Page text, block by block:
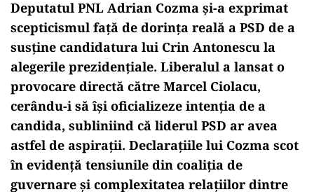
Deputatul PNL Adrian Cozma și-a exprimat
scepticismul față de dorința reală a PSD de a
susține candidatura lui Crin Antonescu la
alegerile prezidențiale. Liberalul a lansat o
provocare directă către Marcel Ciolacu,
cerându-i să își oficializeze intenția de a
candida, subliniind că liderul PSD ar avea
astfel de aspirații. Declarațiile lui Cozma scot
în evidență tensiunile din coaliția de
guvernare și complexitatea relațiilor dintre